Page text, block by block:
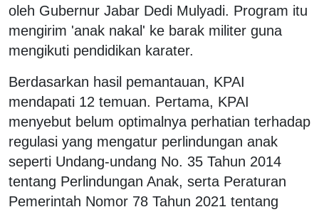
oleh Gubernur Jabar Dedi Mulyadi. Program itu
mengirim 'anak nakal' ke barak militer guna
mengikuti pendidikan karater.
Berdasarkan hasil pemantauan, KPAI
mendapati 12 temuan. Pertama, KPAI
menyebut belum optimalnya perhatian terhadap
regulasi yang mengatur perlindungan anak
seperti Undang-undang No. 35 Tahun 2014
tentang Perlindungan Anak, serta Peraturan
Pemerintah Nomor 78 Tahun 2021 tentang